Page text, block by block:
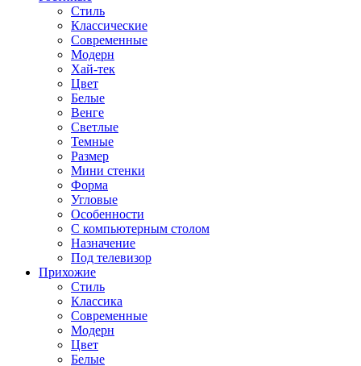
Стиль
Классические
Современные
Модерн
Хай-тек
Цвет
Белые
Венге
Светлые
Темные
Размер
Мини стенки
Форма
Угловые
Особенности
С компьютерным столом
Назначение
Под телевизор
Прихожие
Стиль
Классика
Современные
Модерн
Цвет
Белые